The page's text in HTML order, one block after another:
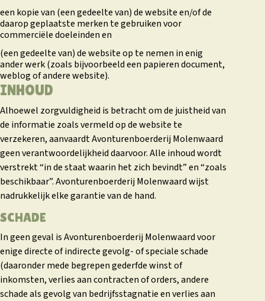
een kopie van (een gedeelte van) de website en/of de
daarop geplaatste merken te gebruiken voor
commerciële doeleinden en
(een gedeelte van) de website op te nemen in enig
ander werk (zoals bijvoorbeeld een papieren document,
weblog of andere website).
INHOUD
Alhoewel zorgvuldigheid is betracht om de juistheid van
de informatie zoals vermeld op de website te
verzekeren, aanvaardt Avonturenboerderij Molenwaard
geen verantwoordelijkheid daarvoor. Alle inhoud wordt
verstrekt “in de staat waarin het zich bevindt” en “zoals
beschikbaar”. Avonturenboerderij Molenwaard wijst
nadrukkelijk elke garantie van de hand.
SCHADE
In geen geval is Avonturenboerderij Molenwaard voor
enige directe of indirecte gevolg- of speciale schade
(daaronder mede begrepen gederfde winst of
inkomsten, verlies aan contracten of orders, andere
schade als gevolg van bedrijfsstagnatie en verlies aan